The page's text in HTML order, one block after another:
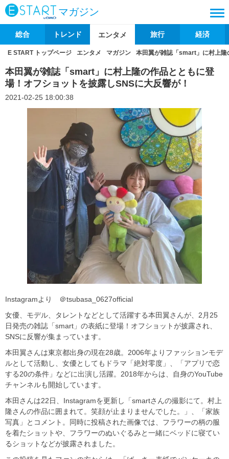
マガジン
総合 トレンド エンタメ 旅行 経済
E START トップページ エンタメ マガジン 本田翼が雑誌「smart」に村上隆
本田翼が雑誌「smart」に村上隆の作品とともに登
場！オフショットを披露しSNSに大反響が！
2021-02-25 18:00:38
Instagramより ＠tsubasa_0627official
女優、モデル、タレントなどとして活躍する本田翼さんが、2月25
日発売の雑誌「smart」の表紙に登場！オフショットが披露され、
SNSに反響が集まっています。
本田翼さんは東京都出身の現在28歳。2006年よりファッションモデ
ルとして活動し、女優としてもドラマ「絶対零度」、「アプリで恋
する20の条件」などに出演し活躍。2018年からは、自身のYouTube
チャンネルも開始しています。
本田さんは22日、Instagramを更新し「smartさんの撮影にて。村上
隆さんの作品に囲まれて。笑顔が止まりませんでした。」、「家族
写真」とコメント。同時に投稿された画像では、フラワーの柄の服
を着たショットや、フラワーのぬいぐるみと一緒にベッドに寝てい
るショットなどが披露されました。